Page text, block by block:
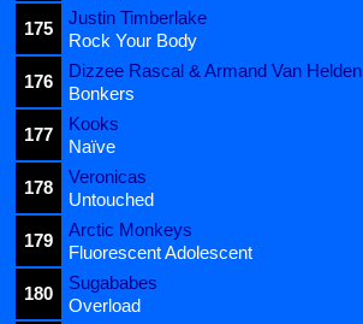
175
Justin Timberlake
Rock Your Body
176
Dizzee Rascal & Armand Van Helden
Bonkers
177
Kooks
Naïve
178
Veronicas
Untouched
179
Arctic Monkeys
Fluorescent Adolescent
180
Sugababes
Overload